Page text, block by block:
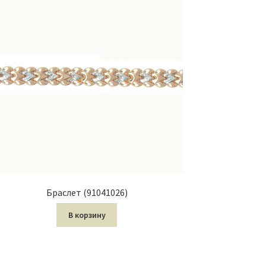
Браслет (91041026)
В корзину